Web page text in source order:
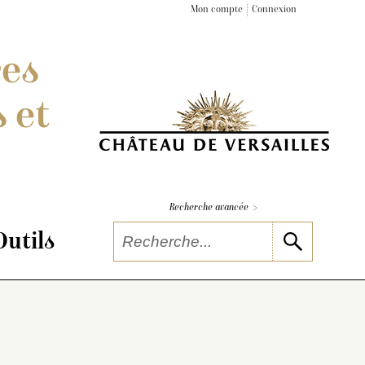
Mon compte Connexion
et
Recherche avancée >